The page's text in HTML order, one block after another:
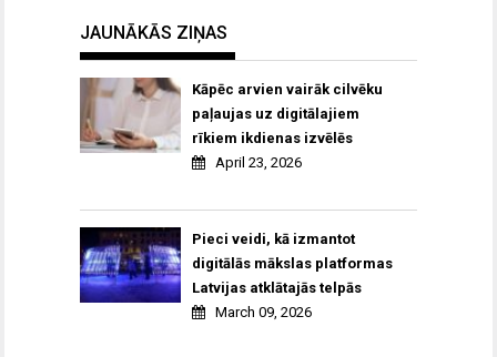
JAUNĀKĀS ZIŅAS
Kāpēc arvien vairāk cilvēku
paļaujas uz digitālajiem
rīkiem ikdienas izvēlēs
April 23, 2026
Pieci veidi, kā izmantot
digitālās mākslas platformas
Latvijas atklātajās telpās
March 09, 2026